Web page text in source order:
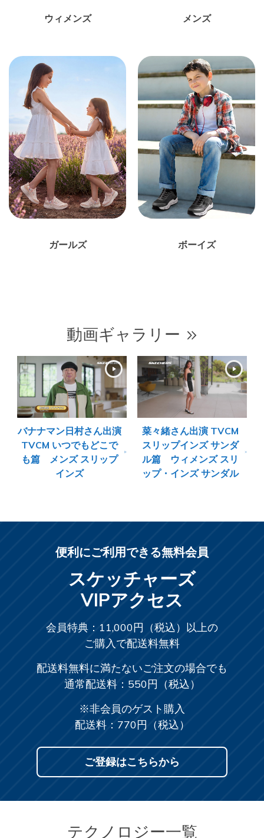
ウィメンズ メンズ
ガールズ ボーイズ
動画ギャラリー
バナナマン日村さん出演
TVCM いつでもどこで
も篇 メンズ スリップ
インズ
菜々緒さん出演 TVCM
スリップインズ サンダ
ル篇 ウィメンズ スリ
ップ・インズ サンダル
便利にご利用できる無料会員
スケッチャーズ
VIPアクセス
会員特典：11,000円（税込）以上の
ご購入で配送料無料
配送料無料に満たないご注文の場合でも
通常配送料：550円（税込）
※非会員のゲスト購入
配送料：770円（税込）
ご登録はこちらから
テクノロジー一覧